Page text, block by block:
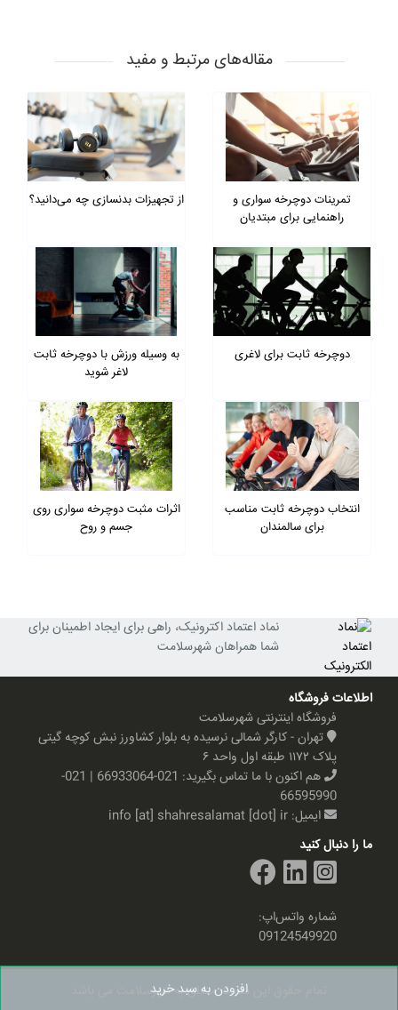
مقاله‌های مرتبط و مفید
تمرینات دوچرخه سواری و
راهنمایی برای مبتدیان
از تجهیزات بدنسازی چه می‌دانید؟
دوچرخه ثابت برای لاغری
به وسیله ورزش با دوچرخه ثابت
لاغر شوید
انتخاب دوچرخه ثابت مناسب
برای سالمندان
اثرات مثبت دوچرخه سواری روی
جسم و روح
افزودن به سبد خرید
نماد اعتماد اکترونیک، راهی برای ایجاد اطمینان برای
شما همراهان شهرسلامت
اطلاعات فروشگاه
فروشگاه اینترنتی شهرسلامت
تهران - کارگر شمالی نرسیده به بلوار کشاورز نبش کوچه گیتی
پلاک ۱۱۷۲ طبقه اول واحد ۶
هم اکنون با ما تماس بگیرید:
021-66933064 | 021-
66595990
ایمیل: info [at] shahresalamat [dot] ir
ما را دنبال کنید
شماره واتس‌اپ:
09124549920
تمام حقوق این سایت متعلق به شهرسلامت می باشد